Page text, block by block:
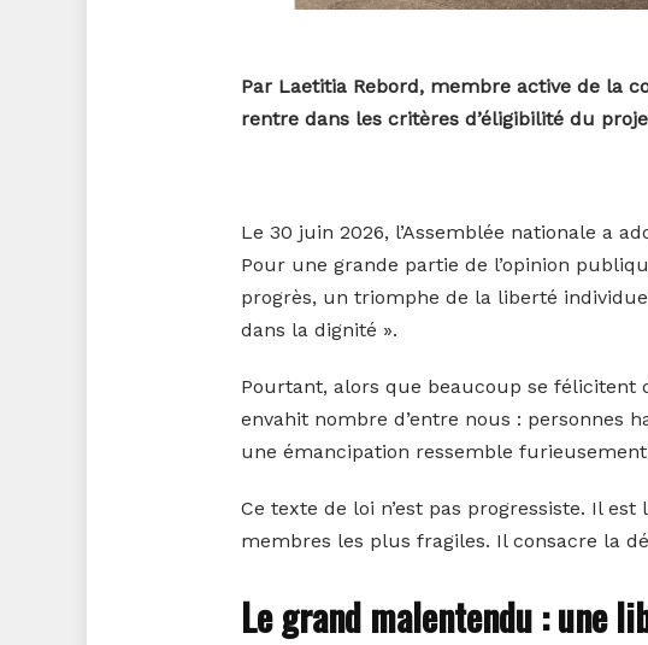
Par Laetitia Rebord, membre active de la
rentre dans les critères d’éligibilité du
Le 30 juin 2026, l’Assemblée nationale a
Pour une grande partie de l’opinion
progrès, un triomphe de la liberté
dans la dignité ».
Pourtant, alors que beaucoup se félicitent
envahit nombre d’entre nous : personnes
une émancipation ressemble
Ce texte de loi n’est pas progressiste. Il
membres les plus fragiles. Il consacre la
Le grand malentendu : une